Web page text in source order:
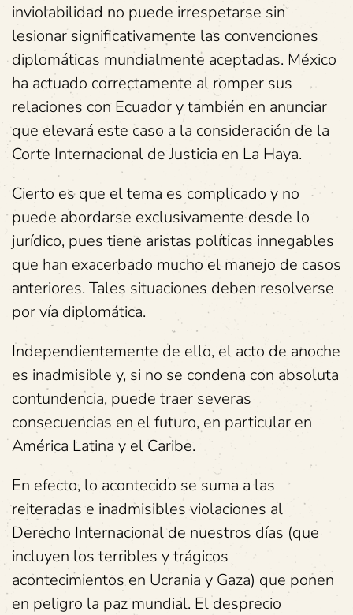
inviolabilidad no puede irrespetarse sin
lesionar significativamente las convenciones
diplomáticas mundialmente aceptadas. México
ha actuado correctamente al romper sus
relaciones con Ecuador y también en anunciar
que elevará este caso a la consideración de la
Corte Internacional de Justicia en La Haya.
Cierto es que el tema es complicado y no
puede abordarse exclusivamente desde lo
jurídico, pues tiene aristas políticas innegables
que han exacerbado mucho el manejo de casos
anteriores. Tales situaciones deben resolverse
por vía diplomática.
Independientemente de ello, el acto de anoche
es inadmisible y, si no se condena con absoluta
contundencia, puede traer severas
consecuencias en el futuro, en particular en
América Latina y el Caribe.
En efecto, lo acontecido se suma a las
reiteradas e inadmisibles violaciones al
Derecho Internacional de nuestros días (que
incluyen los terribles y trágicos
acontecimientos en Ucrania y Gaza) que ponen
en peligro la paz mundial. El desprecio